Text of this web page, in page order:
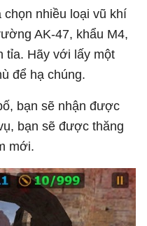
nhiều loại vũ khí
AK-47, khẩu M4,
tỉa. Hãy với lấy một
để hạ chúng.
bạn sẽ nhận được
bạn sẽ được thăng
mới.